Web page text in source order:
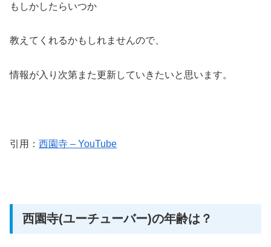
もしかしたらいつか
教えてくれるかもしれませんので、
情報が入り次第また更新していきたいと思います。
引用： 西園寺 – YouTube
西園寺(ユーチューバー)の年齢は？